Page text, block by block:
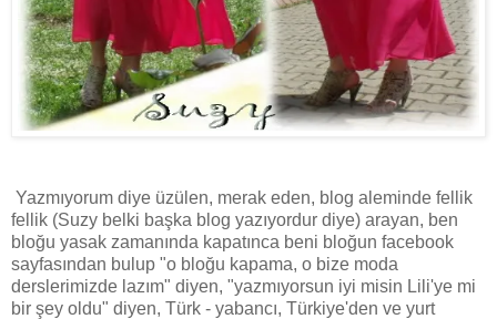
Yazmıyorum diye üzülen, merak eden, blog aleminde fellik
fellik (Suzy belki başka blog yazıyordur diye) arayan, ben
bloğu yasak zamanında kapatınca beni bloğun facebook
sayfasından bulup "o bloğu kapama, o bize moda
derslerimizde lazım" diyen, "yazmıyorsun iyi misin Lili'ye mi
bir şey oldu" diyen, Türk - yabancı, Türkiye'den ve yurt